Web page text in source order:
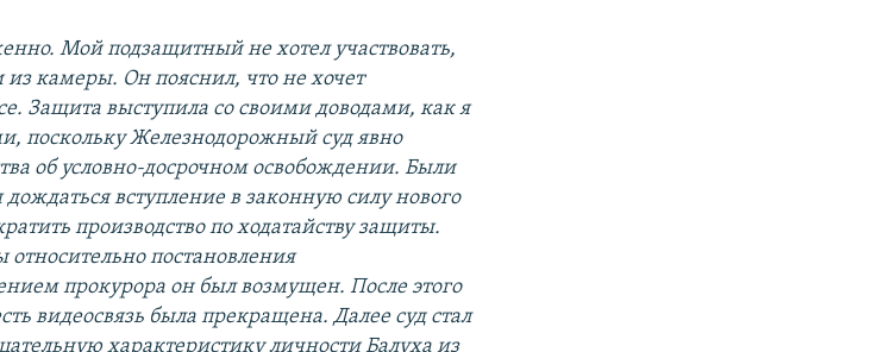
Мой подзащитный не хотел участвовать,
из камеры. Он пояснил, что не хочет
Защита выступила со своими доводами, как я
поскольку Железнодорожный суд явно
об условно-досрочном освобождении. Были
вступление в законную силу нового
производство по ходатайству защиты.
относительно постановления
прокурора он был возмущен. После этого
видеосвязь была прекращена. Далее суд стал
характеристику личности Балуха из